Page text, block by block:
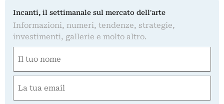
Incanti, il settimanale sul mercato dell'arte
Informazioni, numeri, tendenze, strategie,
investimenti, gallerie e molto altro.
(Required)
First
(Required)